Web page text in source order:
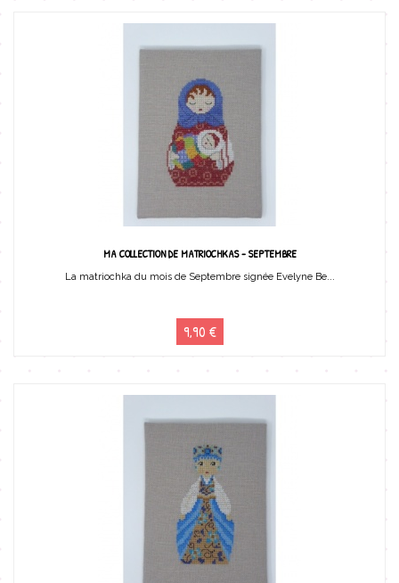
MA COLLECTION DE MATRIOCHKAS - SEPTEMBRE
La matriochka du mois de Septembre signée Evelyne Be...
9,90 €